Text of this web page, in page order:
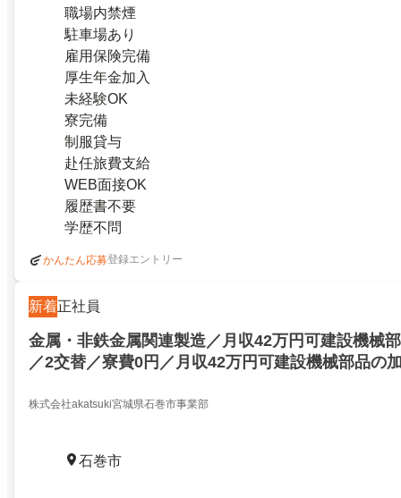
職場内禁煙
駐車場あり
雇用保険完備
厚生年金加入
未経験OK
寮完備
制服貸与
赴任旅費支給
WEB面接OK
履歴書不要
学歴不問
かんたん応募登録エントリー
新着正社員
金属・非鉄金属関連製造／月収42万円可建設機械
／2交替／寮費0円／月収42万円可建設機械部品の
株式会社akatsuki宮城県石巻市事業部
石巻市